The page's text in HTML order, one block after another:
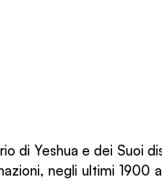
di Yeshua e dei Suoi
negli ultimi